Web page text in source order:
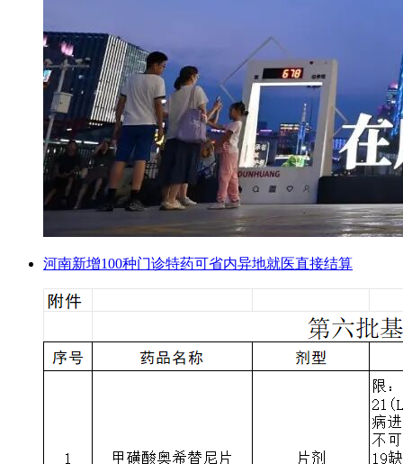
河南新增100种门诊特药可省内异地就医直接结算